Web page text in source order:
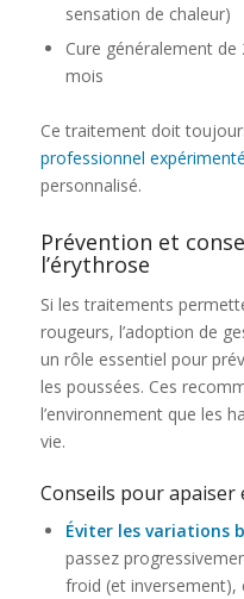
sensation de chaleur)
Cure généralement de
mois
Ce traitement doit
professionnel expérimenté
personnalisé.
Prévention et
l’érythrose
Si les traitements
rougeurs, l’adoption de
un rôle essentiel pour
les poussées. Ces
l’environnement que les
vie.
Conseils pour
Éviter les variations
passez
froid (et inversement),